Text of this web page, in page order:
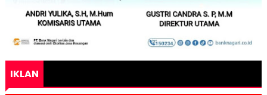
IKLAN